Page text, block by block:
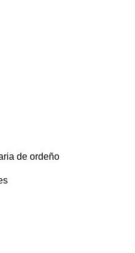
de ordeño